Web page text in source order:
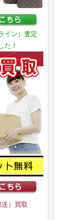
イン）査定
た！
）買取